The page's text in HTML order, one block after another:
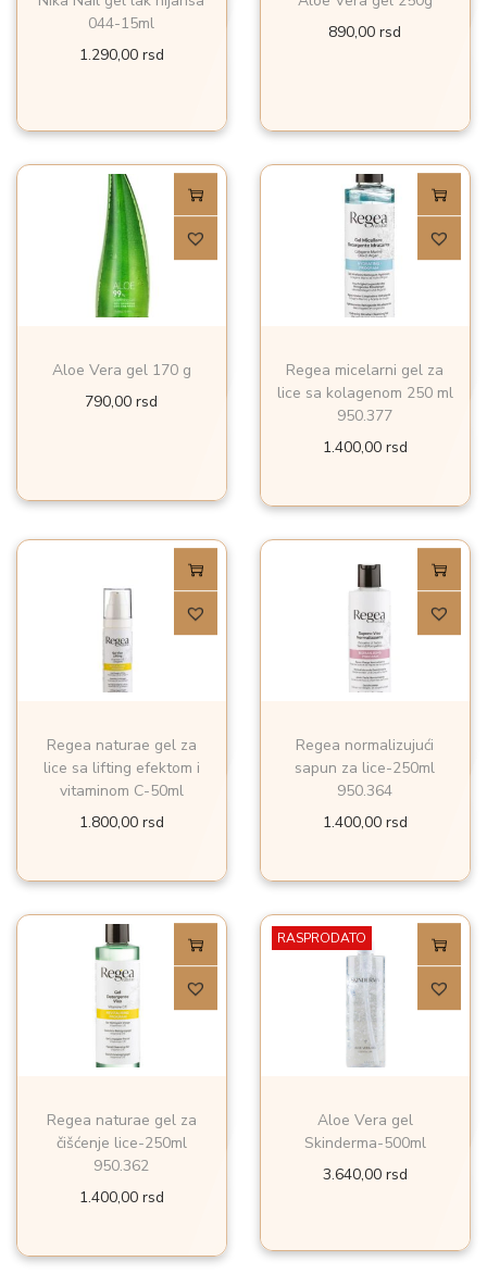
044-15ml
1.290,00 rsd
890,00rsd
Aloe Vera gel 170 g
790,00rsd
Regea micelarni gel za
lice sa kolagenom 250 ml
950.377
1.400,00 rsd
Regea naturae gel za
lice sa lifting efektom i
vitaminom C-50ml
1.800,00 rsd
Regea normalizujući
sapun za lice-250ml
950.364
1.400,00 rsd
Regea naturae gel za
čišćenje lice-250ml
950.362
1.400,00 rsd
RASPRODATO
Aloe Vera gel
Skinderma-500ml
3.640,00 rsd